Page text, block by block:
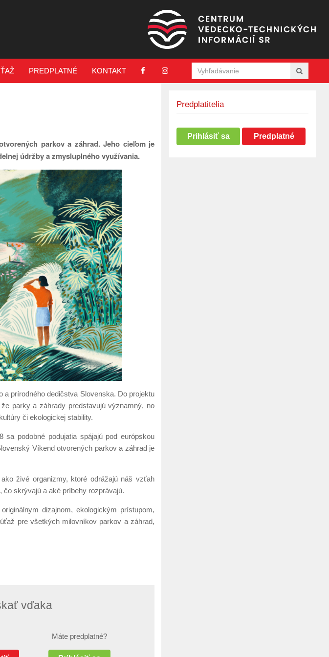
PREDPLATNÉ KONTAKT
parkov a záhrad. Jeho cieľom je
údržby a zmysluplného využívania.
a prírodného dedičstva Slovenska. Do projektu
parky a záhrady predstavujú významný, no
či ekologickej stability.
podobné podujatia spájajú pod európskou
Víkend otvorených parkov a záhrad je
živé organizmy, ktoré odrážajú náš vzťah
skrývajú a aké príbehy rozprávajú.
dizajnom, ekologickým prístupom,
pre všetkých milovníkov parkov a záhrad,
vďaka
Máte predplatné?
Predplatitelia
Prihlásiť sa Predplatné